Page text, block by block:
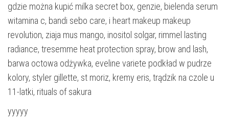
gdzie można kupić milka secret box, genzie, bielenda serum
witamina c, bandi sebo care, i heart makeup makeup
revolution, ziaja mus mango, inositol solgar, rimmel lasting
radiance, tresemme heat protection spray, brow and lash,
barwa octowa odżywka, eveline variete podkład w pudrze
kolory, styler gillette, st moriz, kremy eris, trądzik na czole u
11-latki, rituals of sakura
yyyyy